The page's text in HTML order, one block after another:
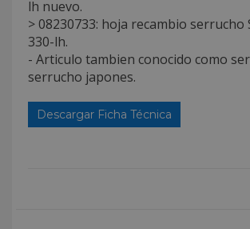
lh nuevo.
> 08230733: hoja recambio serrucho
330-lh.
- Articulo tambien conocido como
serrucho japones.
Descargar Ficha Técnica